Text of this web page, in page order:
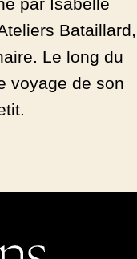
Bataillard,
Le long du
voyage de son